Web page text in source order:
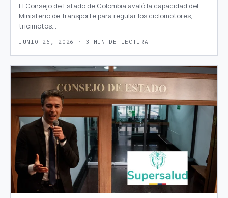
El Consejo de Estado de Colombia avaló la capacidad del
Ministerio de Transporte para regular los ciclomotores,
tricimotos…
JUNIO 26, 2026 · 3 MIN DE LECTURA